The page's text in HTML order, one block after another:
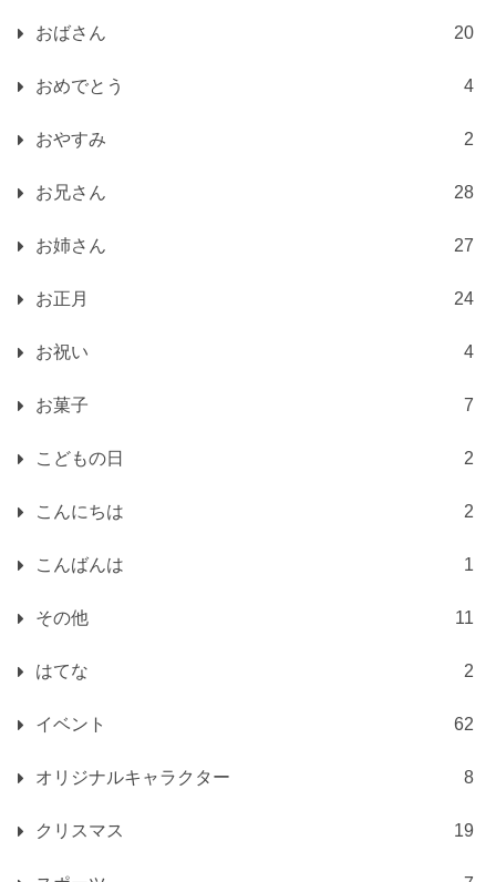
おばさん 20
おめでとう 4
おやすみ 2
お兄さん 28
お姉さん 27
お正月 24
お祝い 4
お菓子 7
こどもの日 2
こんにちは 2
こんばんは 1
その他 11
はてな 2
イベント 62
オリジナルキャラクター 8
クリスマス 19